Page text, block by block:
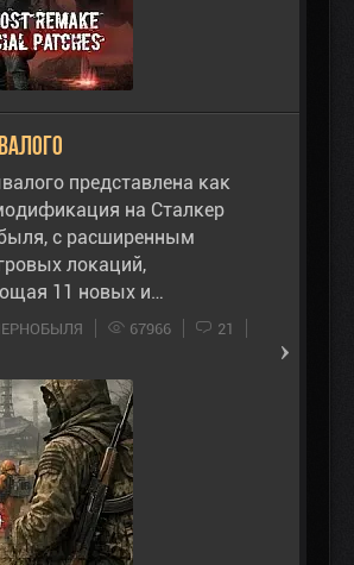
представлена как
на Сталкер
с расширенным
локаций,
11 новых и…
67966
21